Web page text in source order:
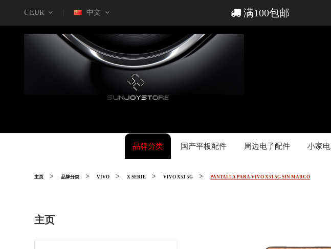
€ EUR 中文 满100包邮
品牌分类 国产平板配件 周边电子配件 小家电
主页 品牌分类 VIVO X SERIE VIVO X51 5G PANTALLA PARA VIVO X51 5G SIN MARCO
主页